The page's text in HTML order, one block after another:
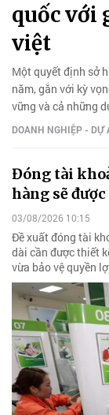
quốc với
việt
Một quyết định sở
năm, gắn với kỳ
vững và cả những
DOANH NGHIỆP - DỰ
Đóng tài
hàng sẽ
03/08/2026 10:15
Đề xuất đóng tài
dài cần được thiết
vừa bảo vệ quyền